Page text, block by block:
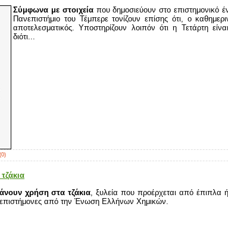
Σύμφωνα με στοιχείαπου δημοσιεύουν στο επιστημονικό
Πανεπιστήμιο του Τέμπερε τονίζουν επίσης ότι, ο
αποτελεσματικός. Υποστηρίζουν λοιπόν ότι η Τετάρτη
διότι...
χρήση στα τζάκια , ξυλεία που προέρχεται από έπιπλα
από την Ένωση Ελλήνων Χημικών.